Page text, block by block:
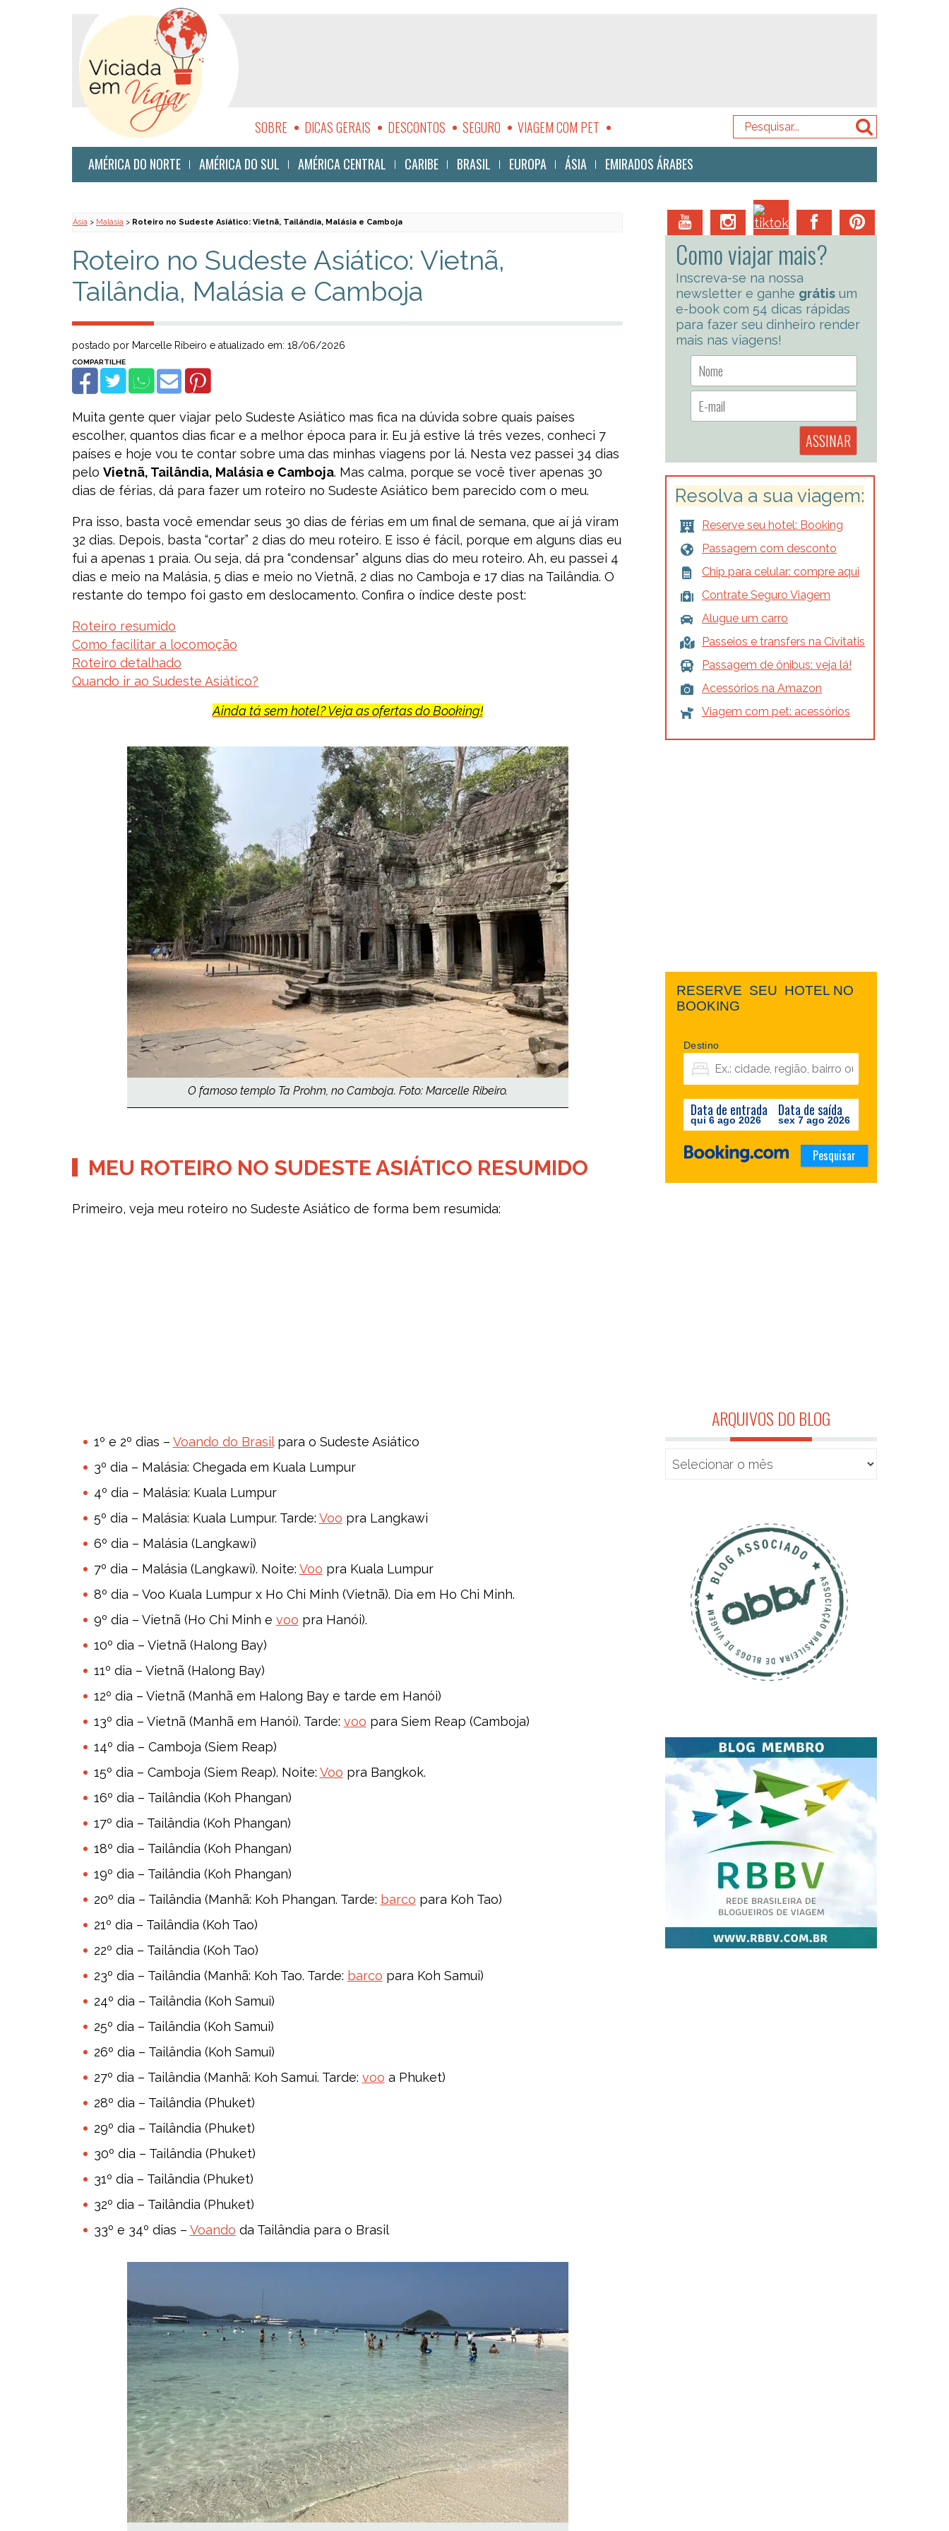
SOBRE DICAS GERAIS DESCONTOS SEGURO
VIAGEM COM PET
SUSTENTABILIDADE
AMÉRICA DO NORTE AMÉRICA DO SUL AMÉRICA CENTRAL CARIBE BRASIL EUROPA ÁSIA EMIRADOS ÁRABES
Ásia > Malásia > Roteiro no Sudeste Asiático: Vietnã, Tailândia, Malásia e Camboja
Roteiro no Sudeste Asiático: Vietnã,
Tailândia, Malásia e Camboja
postado por Marcelle Ribeiro e atualizado em: 18/06/2026
Muita gente quer viajar pelo Sudeste Asiático mas fica na dúvida sobre quais países
escolher, quantos dias ficar e a melhor época para ir. Eu já estive lá três vezes, conheci 7
países e hoje vou te contar sobre uma das minhas viagens por lá. Nesta vez passei 34 dias
pelo Vietnã, Tailândia, Malásia e Camboja. Mas calma, porque se você tiver apenas 30
dias de férias, dá para fazer um roteiro no Sudeste Asiático bem parecido com o meu.
Pra isso, basta você emendar seus 30 dias de férias em um final de semana, que aí já viram
32 dias. Depois, basta “cortar” 2 dias do meu roteiro. E isso é fácil, porque em alguns dias eu
fui a apenas 1 praia. Ou seja, dá pra “condensar” alguns dias do meu roteiro. Ah, eu passei 4
dias e meio na Malásia, 5 dias e meio no Vietnã, 2 dias no Camboja e 17 dias na Tailândia. O
restante do tempo foi gasto em deslocamento. Confira o índice deste post:
Roteiro resumido
Como facilitar a locomoção
Roteiro detalhado
Quando ir ao Sudeste Asiático?
Ainda tá sem hotel? Veja as ofertas do Booking!
O famoso templo Ta Prohm, no Camboja. Foto: Marcelle Ribeiro.
MEU ROTEIRO NO SUDESTE ASIÁTICO RESUMIDO
Primeiro, veja meu roteiro no Sudeste Asiático de forma bem resumida:
1º e 2º dias – Voando do Brasilpara o Sudeste Asiático
3º dia – Malásia: Chegada em Kuala Lumpur
4º dia – Malásia: Kuala Lumpur
5º dia – Malásia: Kuala Lumpur. Tarde: Voo pra Langkawi
6º dia – Malásia (Langkawi)
7º dia – Malásia (Langkawi). Noite: Voo pra Kuala Lumpur
8º dia – Voo Kuala Lumpur x Ho Chi Minh (Vietnã). Dia em Ho Chi Minh.
9º dia – Vietnã (Ho Chi Minh e voo pra Hanói).
10º dia – Vietnã (Halong Bay)
11º dia – Vietnã (Halong Bay)
12º dia – Vietnã (Manhã em Halong Bay e tarde em Hanói)
13º dia – Vietnã (Manhã em Hanói). Tarde: voo para Siem Reap (Camboja)
14º dia – Camboja (Siem Reap)
15º dia – Camboja (Siem Reap). Noite: Voo pra Bangkok.
16º dia – Tailândia (Koh Phangan)
17º dia – Tailândia (Koh Phangan)
18º dia – Tailândia (Koh Phangan)
19º dia – Tailândia (Koh Phangan)
20º dia – Tailândia (Manhã: Koh Phangan. Tarde: barco para Koh Tao)
21º dia – Tailândia (Koh Tao)
22º dia – Tailândia (Koh Tao)
23º dia – Tailândia (Manhã: Koh Tao. Tarde: barco para Koh Samui)
24º dia – Tailândia (Koh Samui)
25º dia – Tailândia (Koh Samui)
26º dia – Tailândia (Koh Samui)
27º dia – Tailândia (Manhã: Koh Samui. Tarde: voo a Phuket)
28º dia – Tailândia (Phuket)
29º dia – Tailândia (Phuket)
30º dia – Tailândia (Phuket)
31º dia – Tailândia (Phuket)
32º dia – Tailândia (Phuket)
33º e 34º dias – Voando da Tailândia para o Brasil
Como viajar mais?
Inscreva-se na nossa
newsletter e ganhe grátis um
e-book com 54 dicas rápidas
para fazer seu dinheiro render
mais nas viagens!
Resolva a sua viagem:
Reserve seu hotel: Booking
Passagem com desconto
Chip para celular: compre aqui
Contrate Seguro Viagem
Alugue um carro
Passeios e transfers na Civitatis
Passagem de ônibus: veja lá!
Acessórios na Amazon
Viagem com pet: acessórios
RESERVE ​ ​SEU ​ ​HOTEL NO ​ ​
BOOKING
Destino
Data de entrada
qui 6 ago 2026
Data de saída
sex 7 ago 2026
ARQUIVOS DO BLOG